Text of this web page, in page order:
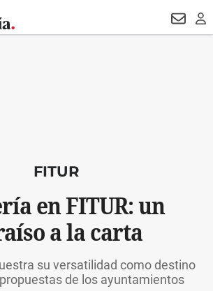
MANUEL
FITUR
en FITUR: un
a la carta
su versatilidad como destino
de los ayuntamientos